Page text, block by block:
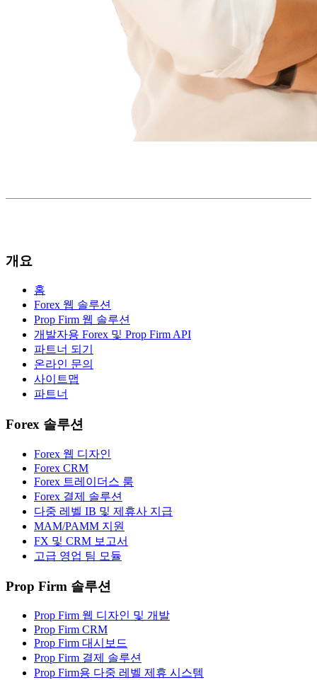
개요
홈
Forex 웹 솔루션
Prop Firm 웹 솔루션
개발자용 Forex 및 Prop Firm API
파트너 되기
온라인 문의
사이트맵
파트너
Forex 솔루션
Forex 웹 디자인
Forex CRM
Forex 트레이더스 룸
Forex 결제 솔루션
다중 레벨 IB 및 제휴사 지급
MAM/PAMM 지원
FX 및 CRM 보고서
고급 영업 팀 모듈
Prop Firm 솔루션
Prop Firm 웹 디자인 및 개발
Prop Firm CRM
Prop Firm 대시보드
Prop Firm 결제 솔루션
Prop Firm용 다중 레벨 제휴 시스템